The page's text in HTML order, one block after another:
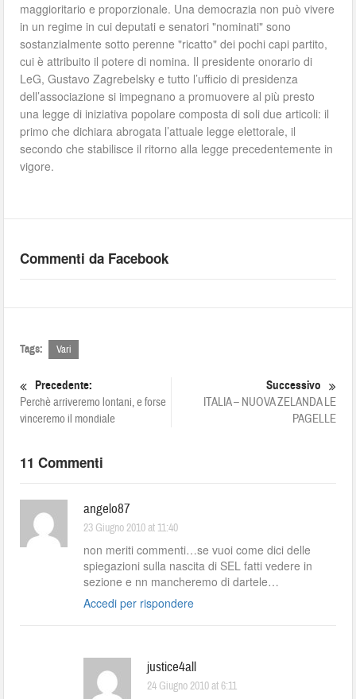
maggioritario e proporzionale. Una democrazia non può vivere
in un regime in cui deputati e senatori "nominati" sono
sostanzialmente sotto perenne "ricatto" dei pochi capi partito,
cui è attribuito il potere di nomina. Il presidente onorario di
LeG, Gustavo Zagrebelsky e tutto l’ufficio di presidenza
dell’associazione si impegnano a promuovere al più presto
una legge di iniziativa popolare composta di soli due articoli: il
primo che dichiara abrogata l’attuale legge elettorale, il
secondo che stabilisce il ritorno alla legge precedentemente in
vigore.
Commenti da Facebook
Tags: Vari
Precedente:
Perchè arriveremo lontani, e forse
vinceremo il mondiale
Successivo
ITALIA – NUOVA ZELANDA LE
PAGELLE
11 Commenti
angelo87
23 Giugno 2010 at 11:40
non meriti commenti…se vuoi come dici delle
spiegazioni sulla nascita di SEL fatti vedere in
sezione e nn mancheremo di dartele…
Accedi per rispondere
justice4all
24 Giugno 2010 at 6:11